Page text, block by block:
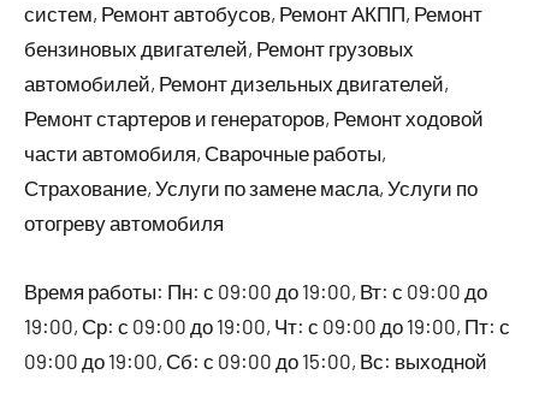
систем, Ремонт автобусов, Ремонт АКПП, Ремонт
бензиновых двигателей, Ремонт грузовых
автомобилей, Ремонт дизельных двигателей,
Ремонт стартеров и генераторов, Ремонт ходовой
части автомобиля, Сварочные работы,
Страхование, Услуги по замене масла, Услуги по
отогреву автомобиля
Время работы: Пн: с 09:00 до 19:00, Вт: с 09:00 до
19:00, Ср: с 09:00 до 19:00, Чт: с 09:00 до 19:00, Пт: с
09:00 до 19:00, Сб: с 09:00 до 15:00, Вс: выходной